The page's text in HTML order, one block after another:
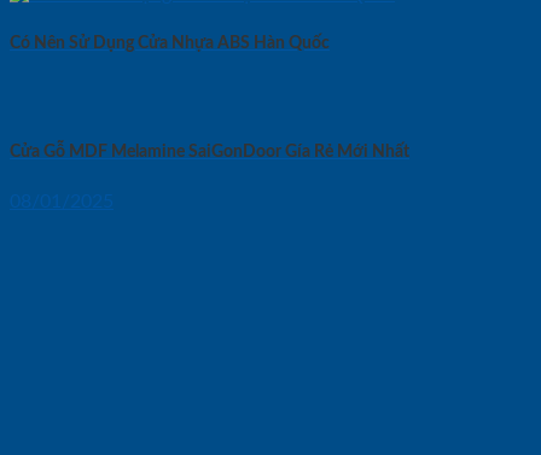
Có Nên Sử Dụng Cửa Nhựa ABS Hàn Quốc
Cửa Gỗ MDF Melamine SaiGonDoor Gía Rẻ Mới Nhất
08/01/2025